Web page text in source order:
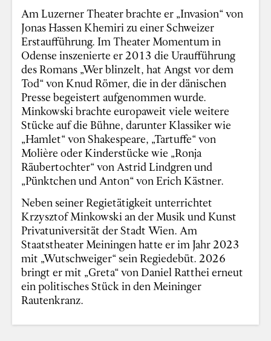
Am Luzerner Theater brachte er „Invasion“ von
Jonas Hassen Khemiri zu einer Schweizer
Erstaufführung. Im Theater Momentum in
Odense inszenierte er 2013 die Uraufführung
des Romans „Wer blinzelt, hat Angst vor dem
Tod“ von Knud Römer, die in der dänischen
Presse begeistert aufgenommen wurde.
Minkowski brachte europaweit viele weitere
Stücke auf die Bühne, darunter Klassiker wie
„Hamlet“ von Shakespeare, „Tartuffe“ von
Molière oder Kinderstücke wie „Ronja
Räubertochter“ von Astrid Lindgren und
„Pünktchen und Anton“ von Erich Kästner.
Neben seiner Regietätigkeit unterrichtet
Krzysztof Minkowski an der Musik und Kunst
Privatuniversität der Stadt Wien. Am
Staatstheater Meiningen hatte er im Jahr 2023
mit „Wutschweiger“ sein Regiedebüt. 2026
bringt er mit „Greta“ von Daniel Ratthei erneut
ein politisches Stück in den Meininger
Rautenkranz.